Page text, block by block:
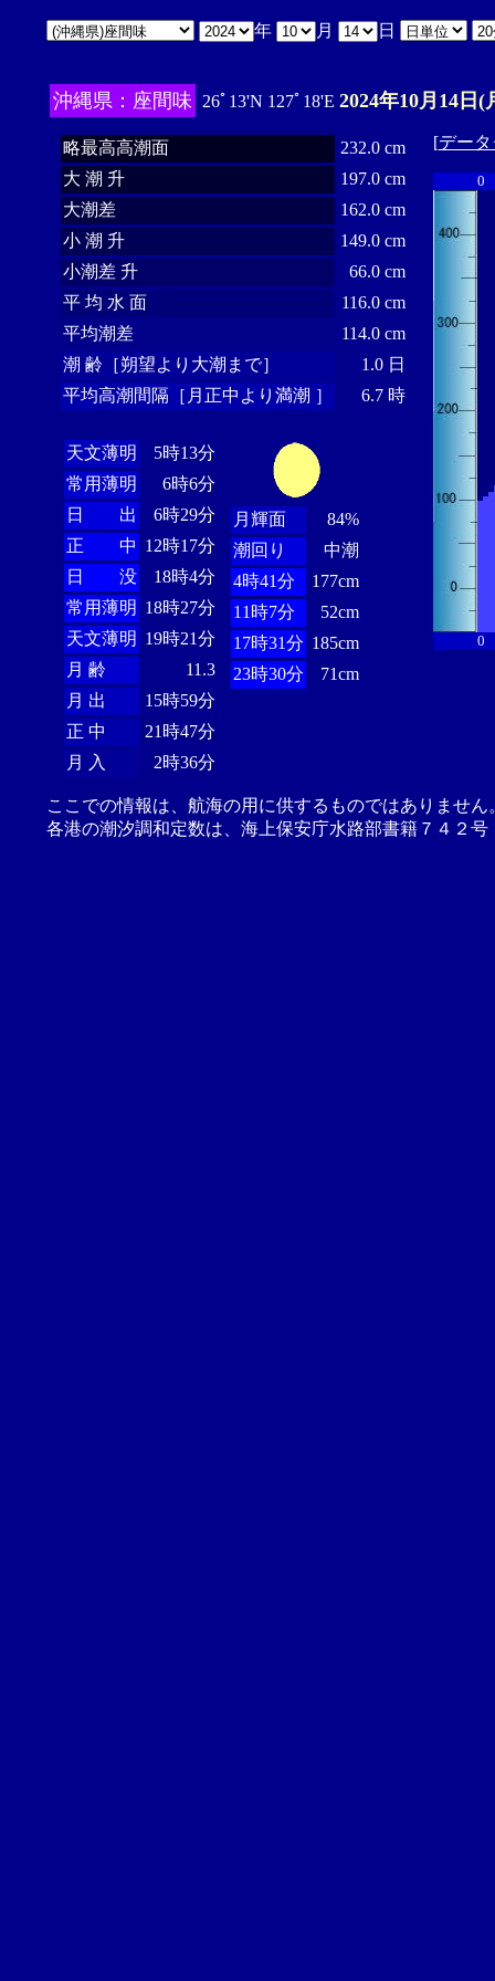
年 月 日
沖縄県：座間味 26ﾟ13'N 127ﾟ18'E 2024年10月14日(
略最高高潮面
232.0 cm
大 潮 升
197.0 cm
大潮差
162.0 cm
小 潮 升
149.0 cm
小潮差 升
66.0 cm
平 均 水 面
116.0 cm
平均潮差
114.0 cm
潮 齢［朔望より大潮まで］
1.0 日
平均高潮間隔［月正中より満潮 ］
6.7 時
天文薄明
5時13分
常用薄明
6時6分
日 出
6時29分
正 中 12時17分
日 没
18時4分
常用薄明 18時27分
天文薄明 19時21分
月 齢
11.3
月 出
15時59分
正 中
21時47分
月 入
2時36分
月輝面
84%
潮回り
中潮
4時41分
177cm
11時7分
52cm
17時31分 185cm
23時30分
71cm
[デー
0
0
ここでの情報は、航海の用に供するものではありませ
各港の潮汐調和定数は、海上保安庁水路部書籍７４２